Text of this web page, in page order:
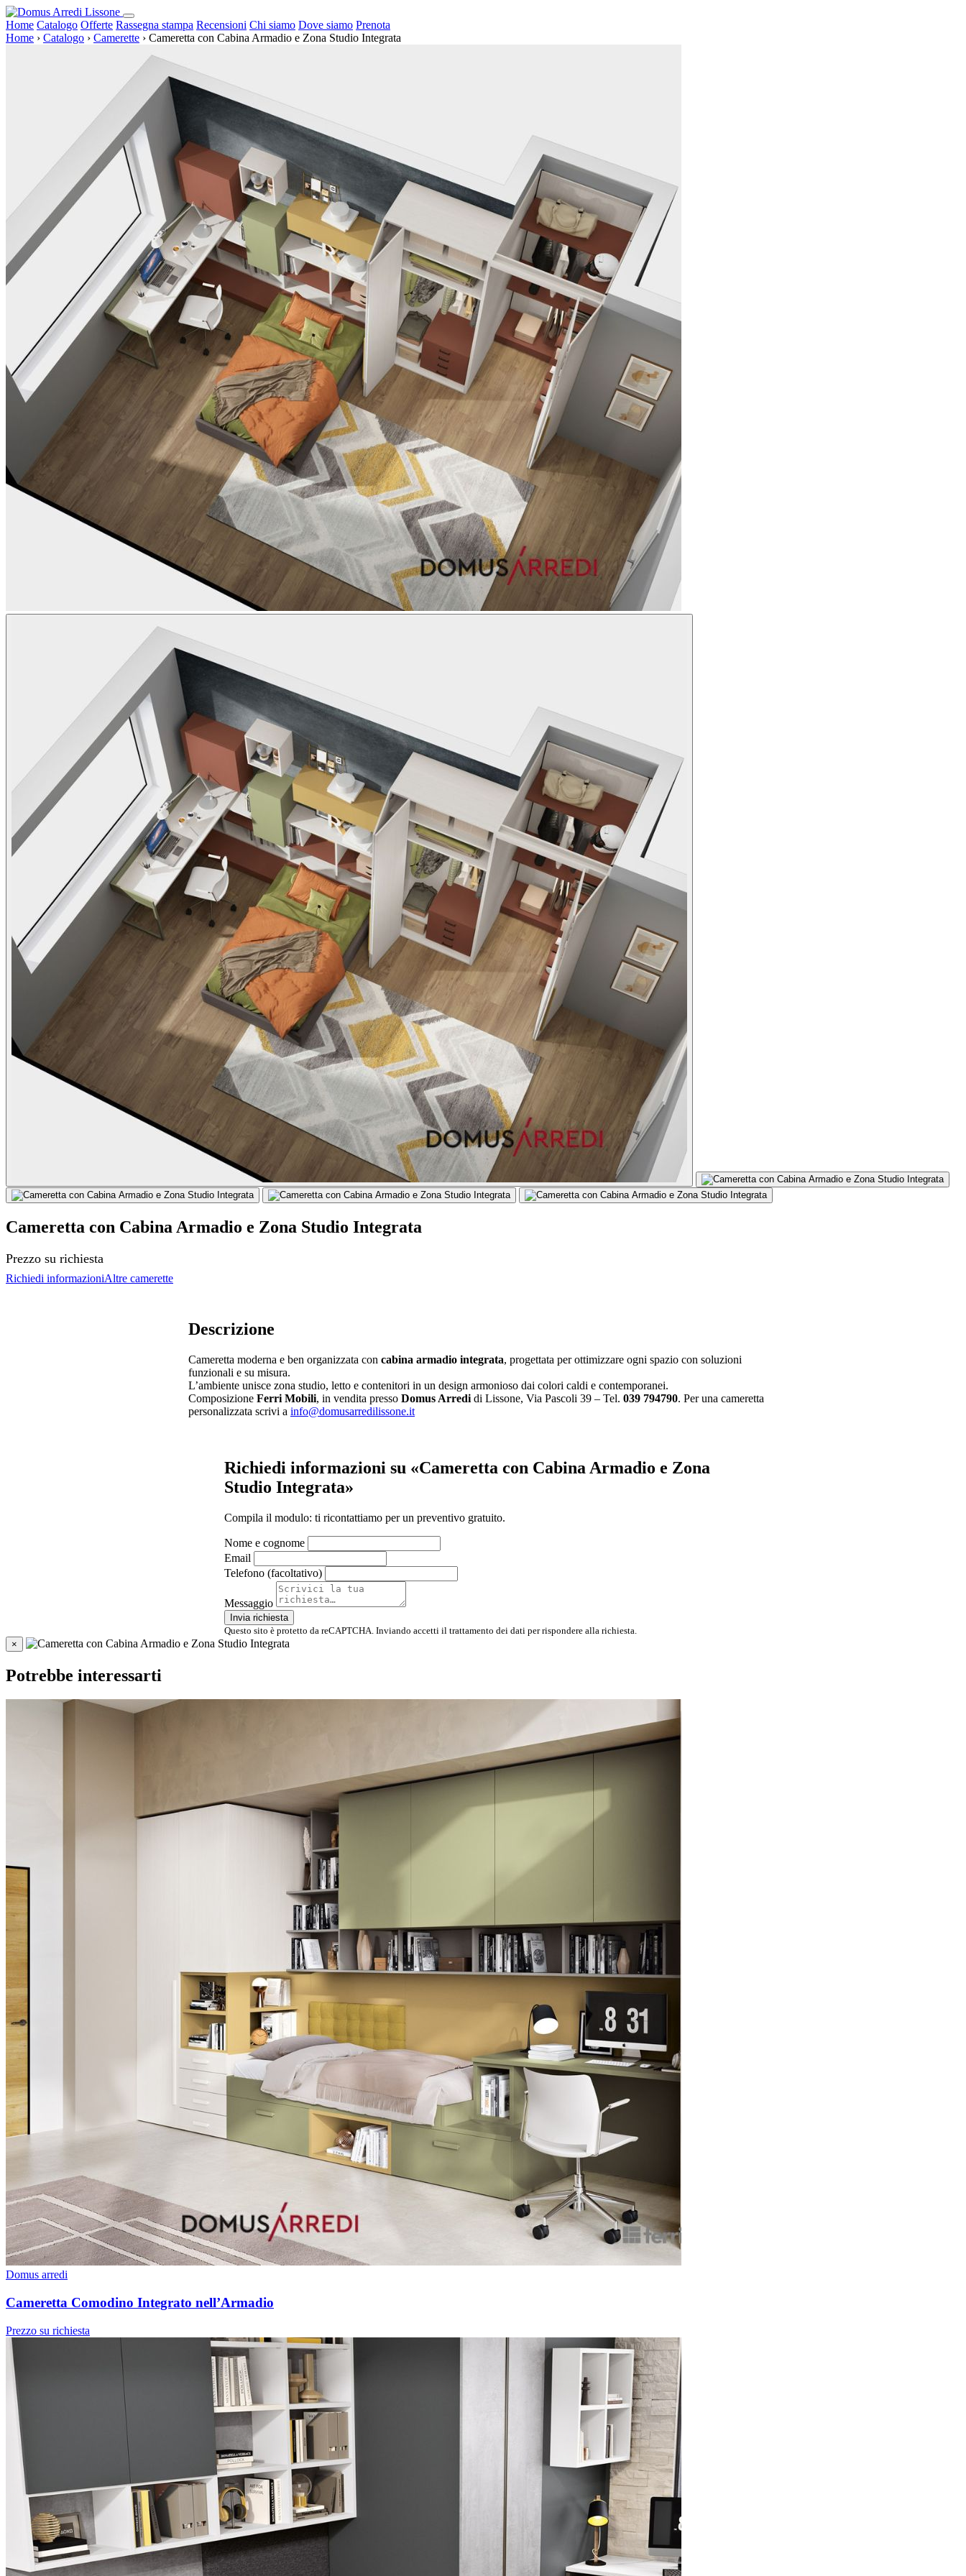
Home Catalogo Offerte Rassegna stampa Recensioni Chi siamo Dove siamo Prenota
Home › Catalogo › Camerette › Cameretta con Cabina Armadio e Zona Studio Integrata
Cameretta con Cabina Armadio e Zona Studio Integrata
Prezzo su richiesta
Richiedi informazioniAltre camerette
Descrizione
Cameretta moderna e ben organizzata con cabina armadio integrata, progettata per ottimizzare ogni spazio con soluzioni
funzionali e su misura.
L’ambiente unisce zona studio, letto e contenitori in un design armonioso dai colori caldi e contemporanei.
Composizione Ferri Mobili, in vendita presso Domus Arredi di Lissone, Via Pascoli 39 – Tel. 039 794790. Per una cameretta
personalizzata scrivi a info@domusarredilissone.it
Richiedi informazioni su «Cameretta con Cabina Armadio e Zona
Studio Integrata»
Compila il modulo: ti ricontattiamo per un preventivo gratuito.
Nome e cognome
Email
Telefono (facoltativo)
Messaggio
Invia richiesta
Questo sito è protetto da reCAPTCHA. Inviando accetti il trattamento dei dati per rispondere alla richiesta.
×
Potrebbe interessarti
Domus arredi
Cameretta Comodino Integrato nell’Armadio
Prezzo su richiesta